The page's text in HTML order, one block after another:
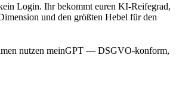
Login. Ihr bekommt euren KI-Reifegrad,
und den größten Hebel für den
nutzen meinGPT — DSGVO-konform,